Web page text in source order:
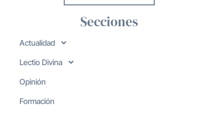
Secciones
Actualidad
Lectio Divina
Opinión
Formación